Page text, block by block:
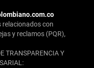
con
y reclamos (PQR),
TRANSPARENCIA Y